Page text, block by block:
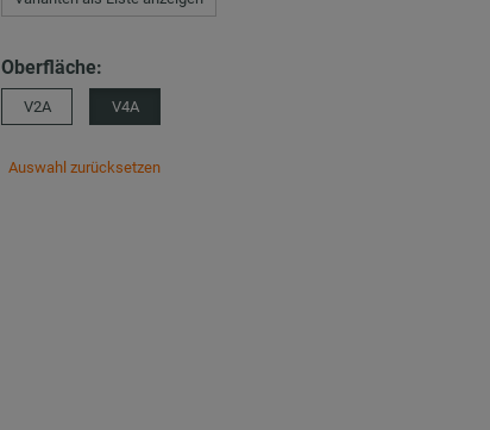
Oberfläche:
V2A V4A
Auswahl zurücksetzen